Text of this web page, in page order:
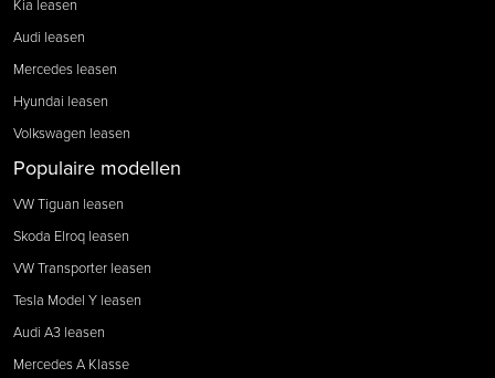
Kia leasen
Audi leasen
Mercedes leasen
Hyundai leasen
Volkswagen leasen
Populaire modellen
VW Tiguan leasen
Skoda Elroq leasen
VW Transporter leasen
Tesla Model Y leasen
Audi A3 leasen
Mercedes A Klasse